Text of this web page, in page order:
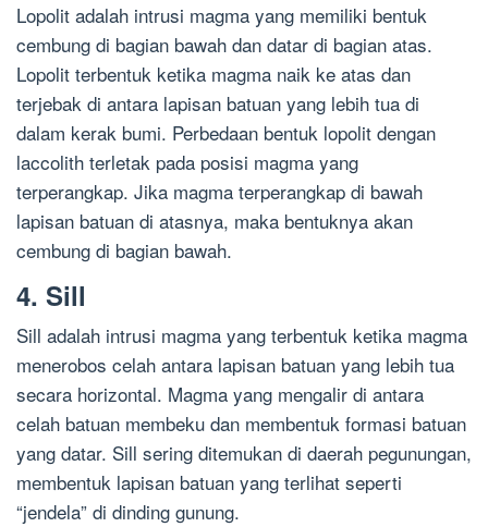
Lopolit adalah intrusi magma yang memiliki bentuk
cembung di bagian bawah dan datar di bagian atas.
Lopolit terbentuk ketika magma naik ke atas dan
terjebak di antara lapisan batuan yang lebih tua di
dalam kerak bumi. Perbedaan bentuk lopolit dengan
laccolith terletak pada posisi magma yang
terperangkap. Jika magma terperangkap di bawah
lapisan batuan di atasnya, maka bentuknya akan
cembung di bagian bawah.
4. Sill
Sill adalah intrusi magma yang terbentuk ketika magma
menerobos celah antara lapisan batuan yang lebih tua
secara horizontal. Magma yang mengalir di antara
celah batuan membeku dan membentuk formasi batuan
yang datar. Sill sering ditemukan di daerah pegunungan,
membentuk lapisan batuan yang terlihat seperti
“jendela” di dinding gunung.